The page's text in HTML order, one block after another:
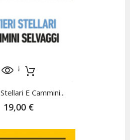
E Cammini...
19,00 €